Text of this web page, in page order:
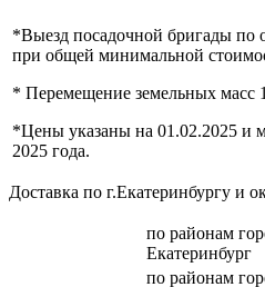
*Выезд посадочной бригады по
при общей минимальной
* Перемещение земельных масс
*Цены указаны на 01.02.2025 и
2025 года.
Доставка по г.Екатеринбургу и
по районам
Екатеринбург
по районам